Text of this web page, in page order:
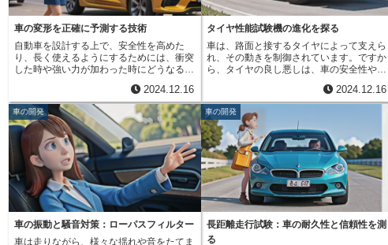
車の変形を正確に予測する技術
自動車を設計する上で、安全性を高めた
り、長く使えるようにするためには、衝突
した時や強い力が加わった時にどうなるか
のため、コンピューターを使って色々な状
況での車の動きを予測しています。最近の
コンピューターを使った予測技術はとても
進化していて、複雑な現象も再現できるよ
うになってきました。特に、車が強い力を
受けて大きく形を変えるような場合、以前
の簡単な計算方法では正確な予測は難しか
ったのですが、「幾何学的非線形解析」と
いう方法を使うことで、より実際に近い変
形のようすがわかるようになりました。物
が大きく形が変わると、その形が力のかか
り方に影響を与えます。この「幾何学的非
線形性」を考慮に入れた解析方法が「幾何
2024.12.16
タイヤ性能試験機の進化を探る
車は、路面と接するタイヤによって支えら
れ、その動きを制御されています。ですか
ら、タイヤの良し悪しは、車の安全性や性
性能を正しく測るために、様々な試験機が
活躍しています。これらの試験機は、タイ
ヤの特性を様々な角度から細かく調べ、数
値化する役割を担っています。試験機を使
うことで、タイヤの性能を客観的に評価で
きます。例えば、乾燥した路面や濡れた路
面でのグリップ力、ブレーキ性能、静粛
性、燃費への影響といった様々な性能を数
値で表すことができます。開発者は、これ
らの数値を基に、タイヤの設計をより良い
ものへと改良していくのです。例えば、グ
リップ力を高めるためにゴムの配合を変え
たり、静粛性を向上するために溝の形状を
2024.12.16
車の開発
車の振動と騒音対策：ローパスフィルター
車は走りながら、様々な揺れや音をたてま
車の開発
長距離走行試験：車の耐久性と信頼性を測
る
y